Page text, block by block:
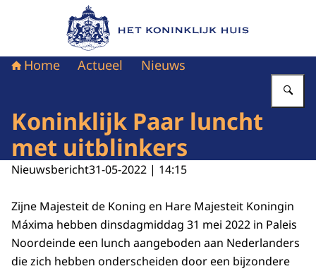
Naar de homepage van Het Koninklijk Huis
Home Actueel Nieuws
Koninklijk Paar luncht
met uitblinkers
Nieuwsbericht31-05-2022 | 14:15
Zijne Majesteit de Koning en Hare Majesteit Koningin
Máxima hebben dinsdagmiddag 31 mei 2022 in Paleis
Noordeinde een lunch aangeboden aan Nederlanders
die zich hebben onderscheiden door een bijzondere